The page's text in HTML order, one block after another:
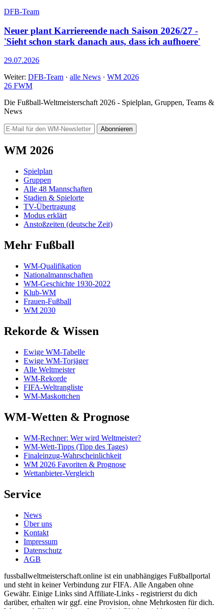
DFB-Team
Neuer plant Karriereende nach Saison 2026/27 -
'Sieht schon stark danach aus, dass ich aufhoere'
29.07.2026
Weiter: DFB-Team · alle News · WM 2026
26 FWM
Die Fußball-Weltmeisterschaft 2026 - Spielplan, Gruppen, Teams &
News
Abonnieren
WM 2026
Spielplan
Gruppen
Alle 48 Mannschaften
Stadien & Spielorte
TV-Übertragung
Modus erklärt
Anstoßzeiten (deutsche Zeit)
Mehr Fußball
WM-Qualifikation
Nationalmannschaften
WM-Geschichte 1930-2022
Klub-WM
Frauen-Fußball
WM 2030
Rekorde & Wissen
Ewige WM-Tabelle
Ewige WM-Torjäger
Alle Weltmeister
WM-Rekorde
FIFA-Weltrangliste
WM-Maskottchen
WM-Wetten & Prognose
WM-Rechner: Wer wird Weltmeister?
WM-Wett-Tipps (Tipp des Tages)
Finaleinzug-Wahrscheinlichkeit
WM 2026 Favoriten & Prognose
Wettanbieter-Vergleich
Service
News
Über uns
Kontakt
Impressum
Datenschutz
AGB
fussballweltmeisterschaft.online ist ein unabhängiges Fußballportal
und steht in keiner Verbindung zur FIFA. Alle Angaben ohne
Gewähr. Einige Links sind Affiliate-Links - registrierst du dich
darüber, erhalten wir ggf. eine Provision, ohne Mehrkosten für dich.